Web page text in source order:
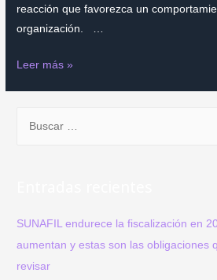
reacción que favorezca un
organización. …
La
prevenir
Leer más »
r
p
o
SUNAFIL endurece la fiscalización en
aumentan y estas son las obligaciones
revisar